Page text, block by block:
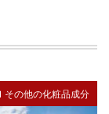
その他の化粧品成分